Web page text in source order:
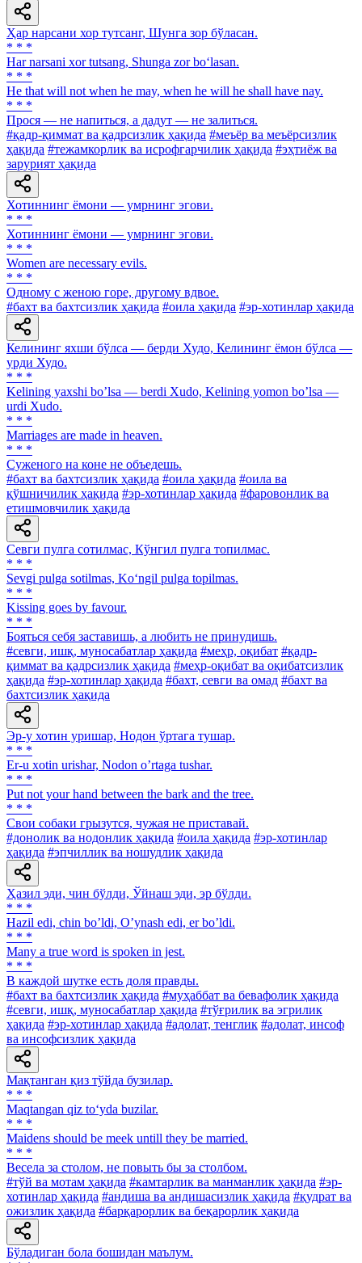
Ҳар нарсани хор тутсанг, Шунга зор бўласан.
* * *
Har narsani xor tutsang, Shunga zor bo‘lasan.
* * *
Не that will not when he may, when he will he shall have nay.
* * *
Прося — не напиться, а дадут — не залиться.
#қадр-қиммат ва қадрсизлик ҳақида #меъёр ва меъёрсизлик
ҳақида #тежамкорлик ва исрофгарчилик ҳақида #эҳтиёж ва
зарурият ҳақида
Хотиннинг ёмони — умрнинг эгови.
* * *
Хотиннинг ёмони — умрнинг эгови.
* * *
Women are necessary evils.
* * *
Одному с женою горе, другому вдвое.
#бахт ва бахтсизлик ҳақида #оила ҳақида #эр-хотинлар ҳақида
Келининг яхши бўлса — берди Худо, Келининг ёмон бўлса —
урди Худо.
* * *
Kelining yaxshi boʼlsa — berdi Xudo, Kelining yomon boʼlsa —
urdi Xudo.
* * *
Marriages are made in heaven.
* * *
Суженого на коне не объедешь.
#бахт ва бахтсизлик ҳақида #оила ҳақида #оила ва
қўшничилик ҳақида #эр-хотинлар ҳақида #фаровонлик ва
етишмовчилик ҳақида
Севги пулга сотилмас, Кўнгил пулга топилмас.
* * *
Sevgi pulga sotilmas, Ko‘ngil pulga topilmas.
* * *
Kissing goes by favour.
* * *
Бояться себя заставишь, а любить не принудишь.
#севги, ишқ, муносабатлар ҳақида #меҳр, оқибат #қадр-
қиммат ва қадрсизлик ҳақида #меҳр-оқибат ва оқибатсизлик
ҳақида #эр-хотинлар ҳақида #бахт, севги ва омад #бахт ва
бахтсизлик ҳақида
Эр-у хотин уришар, Нодон ўртага тушар.
* * *
Er-u xotin urishar, Nodon oʼrtaga tushar.
* * *
Put not your hand between the bark and the tree.
* * *
Свои собаки грызутся, чужая не приставай.
#донолик ва нодонлик ҳақида #оила ҳақида #эр-хотинлар
ҳақида #эпчиллик ва ношудлик ҳақида
Ҳазил эди, чин бўлди, Ўйнаш эди, эр бўлди.
* * *
Hazil edi, chin boʼldi, Oʼynash edi, er boʼldi.
* * *
Many a true word is spoken in jest.
* * *
В каждой шутке есть доля правды.
#бахт ва бахтсизлик ҳақида #муҳаббат ва бевафолик ҳақида
#севги, ишқ, муносабатлар ҳақида #тўғрилик ва эгрилик
ҳақида #эр-хотинлар ҳақида #адолат, тенглик #адолат, инсоф
ва инсофсизлик ҳақида
Мақтанган қиз тўйда бузилар.
* * *
Maqtangan qiz to‘yda buzilar.
* * *
Maidens should be meek untill they be married.
* * *
Весела за столом, не повыть бы за столбом.
#тўй ва мотам ҳақида #камтарлик ва манманлик ҳақида #эр-
хотинлар ҳақида #андиша ва андишасизлик ҳақида #қудрат ва
ожизлик ҳақида #барқарорлик ва беқарорлик ҳақида
Бўладиган бола бошидан маълум.